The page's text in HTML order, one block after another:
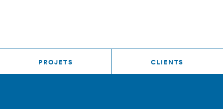
PROJETS CLIENTS